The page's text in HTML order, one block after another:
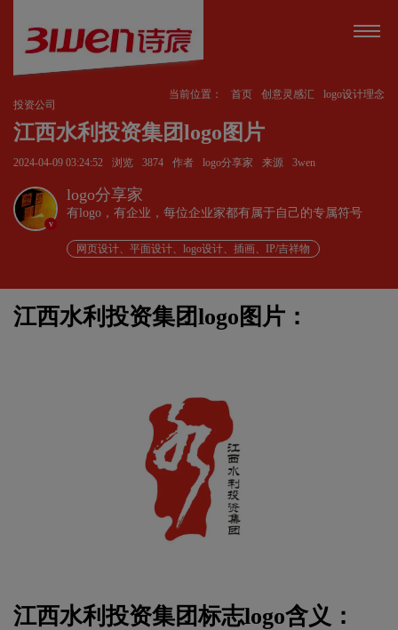
当前位置： 首页 创意灵感汇
logo设计理念
投资公司
江西水利投资集团logo图片
2024-04-09 03:24:52 浏览 3874 作者 logo分享家 来源 3wen
v
logo分享家
有logo，有企业，每位企业家都有属于自己的专属符号
网页设计、平面设计、logo设计、插画、IP/吉祥物
江西水利投资集团logo图片：
江西水利投资集团标志logo含义：